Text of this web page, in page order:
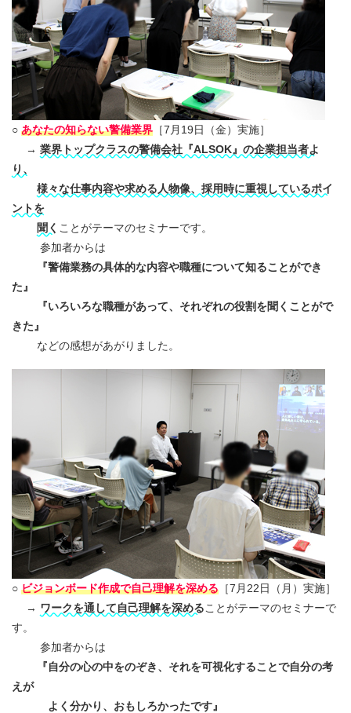
○ あなたの知らない警備業界 ［7月19日（金）実施］
→ 業界トップクラスの警備会社『ALSOK』の企業担当者よ
り、
様々な仕事内容や求める人物像、採用時に重視しているポイ
ントを
聞く ことがテーマのセミナーです。
参加者からは
『警備業務の具体的な内容や職種について知ることができ
た』
『いろいろな職種があって、それぞれの役割を聞くことがで
きた』
などの感想があがりました。
○ ビジョンボード作成で自己理解を深める ［7月22日（月）実施］
→ ワークを通して自己理解を深めることがテーマのセミナーで
す。
参加者からは
『自分の心の中をのぞき、それを可視化することで自分の考
えが
よく分かり、おもしろかったです』